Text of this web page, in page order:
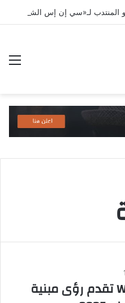
منصة السفر الرائدة WINGIE تقدم رؤى مبنية